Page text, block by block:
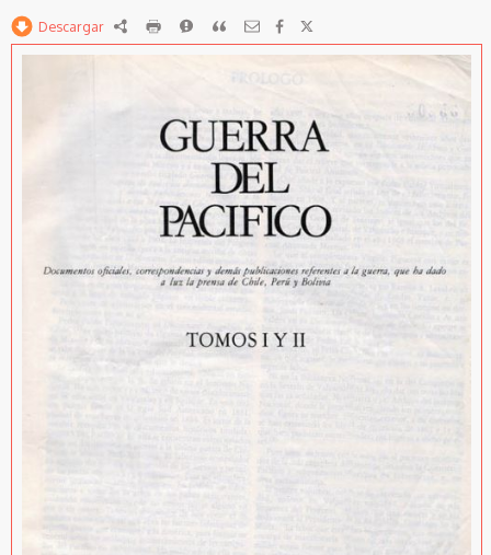
Descargar RDF imprimirReportarCitar